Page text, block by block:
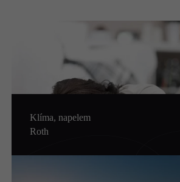
Klíma, napelem
Roth